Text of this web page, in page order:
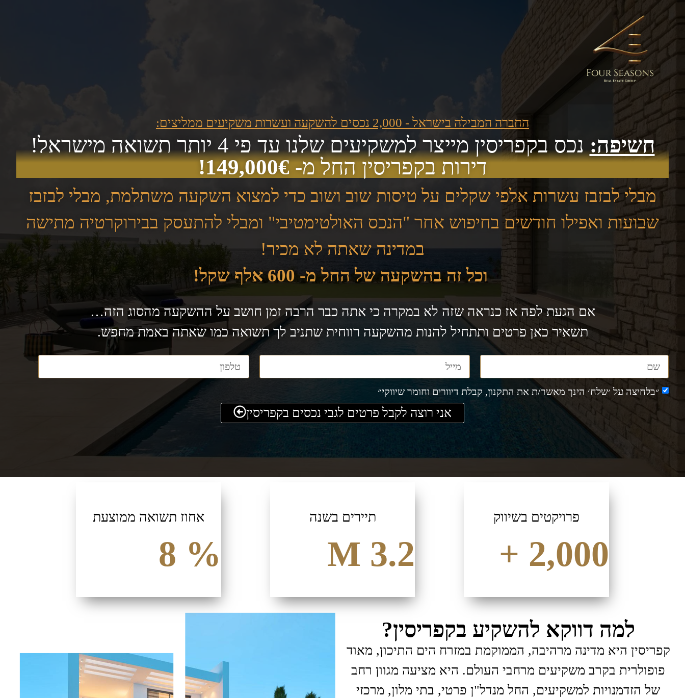
החברה המבילה בישראל - 2,000 נכסים להשקעה ועשרות משקיעים ממליצים:
חשיפה:
נכס בקפריסין מייצר למשקיעים שלנו עד פי 4 יותר תשואה מישראל!
דירות בקפריסין החל מ-149,000€!
מבלי לבזבז עשרות אלפי שקלים על טיסות שוב ושוב כדי למצוא השקעה משתלמת, מבלי לבזבז
שבועות ואפילו חודשים בחיפוש אחר "הנכס האולטימטיבי" ומבלי להתעסק בבירוקרטיה מתישה
במדינה שאתה לא מכיר!
וכל זה בהשקעה של החל מ- 600 אלף שקל!
אם הגעת לפה אז כנראה שזה לא במקרה כי אתה כבר הרבה זמן חושב על ההשקעה מהסוג הזה…
תשאיר כאן פרטים ותתחיל להנות מהשקעה רווחית שתניב לך תשואה כמו שאתה באמת מחפש.
״בלחיצה על ׳שלח׳ הינך מאשר/ת את התקנון, קבלת דיוורים וחומר שיווקי״
אני רוצה לקבל פרטים לגבי נכסים בקפריסין
פרויקטים בשיווק
2,000
+
תיירים בשנה
M 3.2
אחוז תשואה ממוצעת
%
8
למה דווקא להשקיע בקפריסין?
קפריסין היא מדינה מרהיבה, הממוקמת במזרח הים התיכון, מאוד
פופולרית בקרב משקיעים מרחבי העולם. היא מציעה מגוון רחב
של הזדמנויות למשקיעים, החל מנדל"ן פרטי, בתי מלון, מרכזי